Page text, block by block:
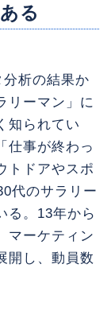
る
析の結果か
リーマン」に
知られてい
仕事が終わっ
トドアやスポ
代のサラリー
る。13年から
マーケティン
開し、動員数